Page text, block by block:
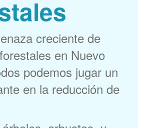
creciente de
en Nuevo
podemos jugar un
en la reducción de